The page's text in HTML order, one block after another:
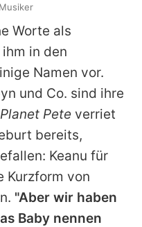
Worte als
in den
Namen vor.
und Co. sind ihre
Planet Pete verriet
bereits,
Keanu für
Kurzform von
"Aber wir haben
Baby nennen